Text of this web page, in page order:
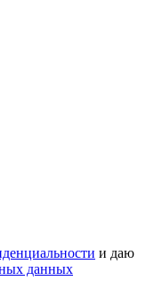
и даю
данных